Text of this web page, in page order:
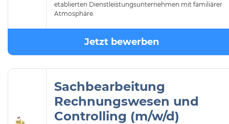
etablierten Dienstleistungsunternehmen mit familiärer
Atmosphäre.
Jetzt bewerben
Sachbearbeitung
Rechnungswesen und
Controlling (m/w/d)